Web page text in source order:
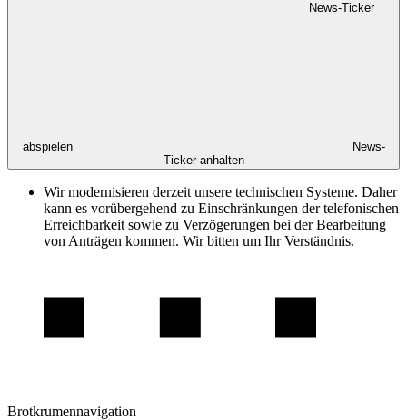
News-Ticker
abspielen
News-
Ticker anhalten
Wir modernisieren derzeit unsere technischen Systeme. Daher
kann es vorübergehend zu Einschränkungen der telefonischen
Erreichbarkeit sowie zu Verzögerungen bei der Bearbeitung
von Anträgen kommen. Wir bitten um Ihr Verständnis.
Brotkrumennavigation